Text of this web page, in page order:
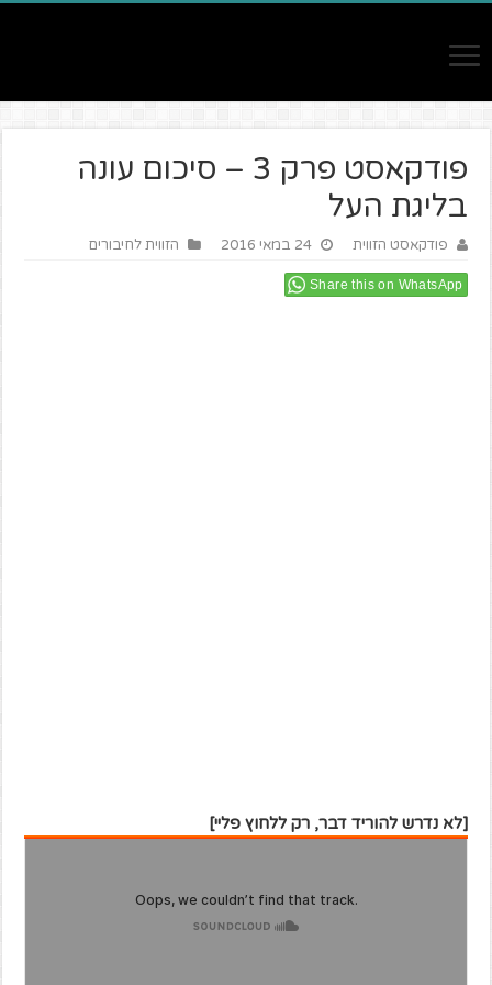
פודקאסט פרק 3 – סיכום עונה
בליגת העל
פודקאסט הזווית 24 במאי 2016 הזווית לחיבורים
Share this on WhatsApp
[לא נדרש להוריד דבר, רק ללחוץ פליי]